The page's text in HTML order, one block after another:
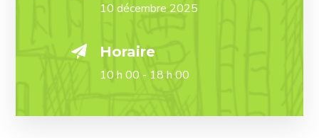
10 décembre 2025
Horaire
10 h 00 - 18 h 00